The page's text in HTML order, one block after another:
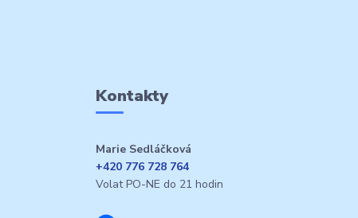
Kontakty
Marie Sedláčková
+420 776 728 764
Volat PO-NE do 21 hodin